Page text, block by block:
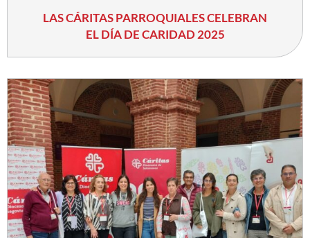
LAS CÁRITAS PARROQUIALES CELEBRAN
EL DÍA DE CARIDAD 2025